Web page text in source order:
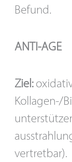
Befund.
ANTI-AGE
Ziel:
Kollagen-/
vertretbar).